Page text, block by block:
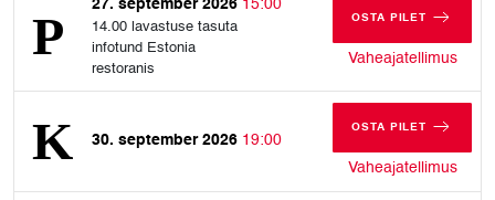
27. september 2026 15:00
14.00 lavastuse tasuta
infotund Estonia
restoranis
OSTA PILET
Vaheajatellimus
30. september 2026 19:00
OSTA PILET
Vaheajatellimus